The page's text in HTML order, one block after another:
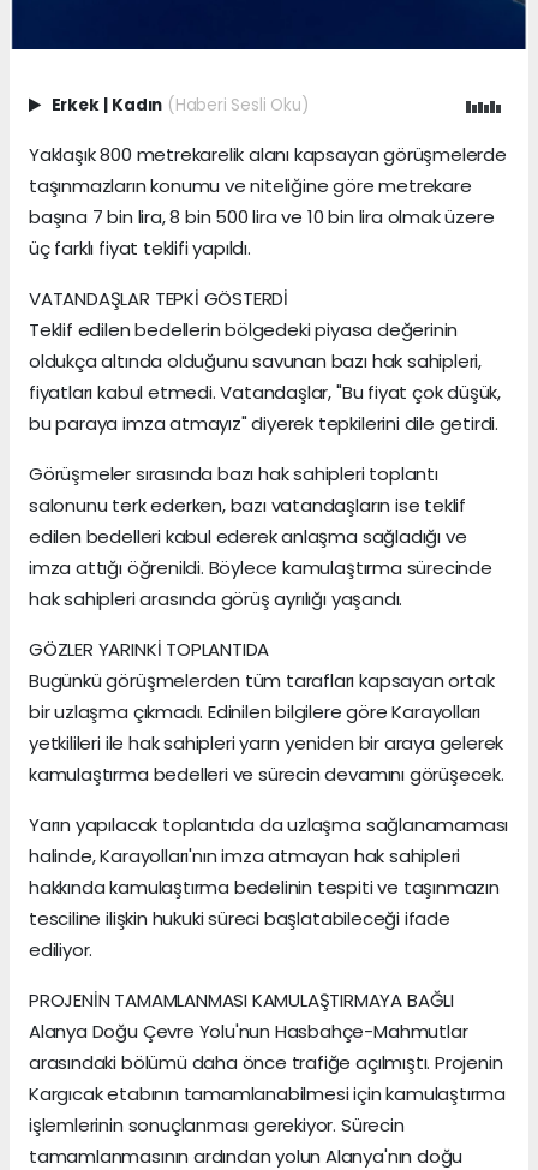
Erkek | Kadın (Haberi Sesli Oku)
Yaklaşık 800 metrekarelik alanı kapsayan görüşmelerde
taşınmazların konumu ve niteliğine göre metrekare
başına 7 bin lira, 8 bin 500 lira ve 10 bin lira olmak üzere
üç farklı fiyat teklifi yapıldı.
VATANDAŞLAR TEPKİ GÖSTERDİ
Teklif edilen bedellerin bölgedeki piyasa değerinin
oldukça altında olduğunu savunan bazı hak sahipleri,
fiyatları kabul etmedi. Vatandaşlar, "Bu fiyat çok düşük,
bu paraya imza atmayız" diyerek tepkilerini dile getirdi.
Görüşmeler sırasında bazı hak sahipleri toplantı
salonunu terk ederken, bazı vatandaşların ise teklif
edilen bedelleri kabul ederek anlaşma sağladığı ve
imza attığı öğrenildi. Böylece kamulaştırma sürecinde
hak sahipleri arasında görüş ayrılığı yaşandı.
GÖZLER YARINKİ TOPLANTIDA
Bugünkü görüşmelerden tüm tarafları kapsayan ortak
bir uzlaşma çıkmadı. Edinilen bilgilere göre Karayolları
yetkilileri ile hak sahipleri yarın yeniden bir araya gelerek
kamulaştırma bedelleri ve sürecin devamını görüşecek.
Yarın yapılacak toplantıda da uzlaşma sağlanamaması
halinde, Karayolları'nın imza atmayan hak sahipleri
hakkında kamulaştırma bedelinin tespiti ve taşınmazın
tesciline ilişkin hukuki süreci başlatabileceği ifade
ediliyor.
PROJENİN TAMAMLANMASI KAMULAŞTIRMAYA BAĞLI
Alanya Doğu Çevre Yolu'nun Hasbahçe-Mahmutlar
arasındaki bölümü daha önce trafiğe açılmıştı. Projenin
Kargıcak etabının tamamlanabilmesi için kamulaştırma
işlemlerinin sonuçlanması gerekiyor. Sürecin
tamamlanmasının ardından yolun Alanya'nın doğu